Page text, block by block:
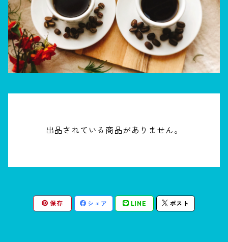
出品されている商品がありません。
保存 シェア LINE ポスト